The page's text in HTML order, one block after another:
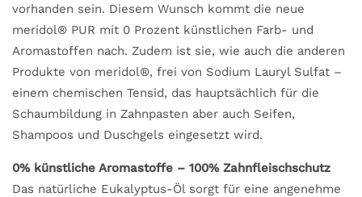
vorhanden sein. Diesem Wunsch kommt die neue
meridol® PUR mit 0 Prozent künstlichen Farb- und
Aromastoffen nach. Zudem ist sie, wie auch die anderen
Produkte von meridol®, frei von Sodium Lauryl Sulfat –
einem chemischen Tensid, das hauptsächlich für die
Schaumbildung in Zahnpasten aber auch Seifen,
Shampoos und Duschgels eingesetzt wird.
0% künstliche Aromastoffe – 100% Zahnfleischschutz
Das natürliche Eukalyptus-Öl sorgt für eine angenehme